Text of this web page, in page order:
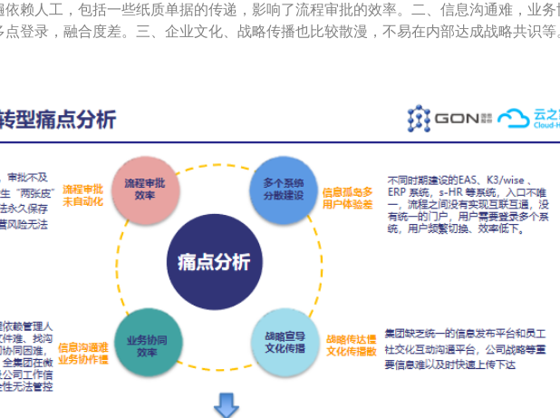
赖人工，包括一些纸质单据的传递，影响了流程审批的效率。二、信息沟通难，业务
登录，融合度差。三、企业文化、战略传播也比较散漫，不易在内部达成战略共识等